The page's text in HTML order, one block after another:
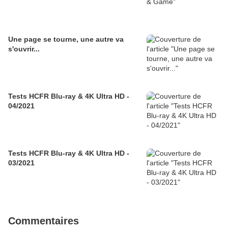
Une page se tourne, une autre va
s'ouvrir...
Tests HCFR Blu-ray & 4K Ultra HD -
04/2021
Tests HCFR Blu-ray & 4K Ultra HD -
03/2021
Commentaires